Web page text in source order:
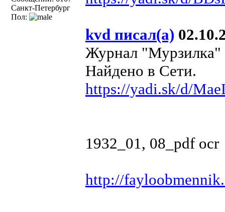
Санкт-Петербург
Пол:
kvd писал(а)
Журнал "Мурзилка"
Найдено в Сети.
https://yadi.sk/d/
1932_01, 08_pdf ocr
http://